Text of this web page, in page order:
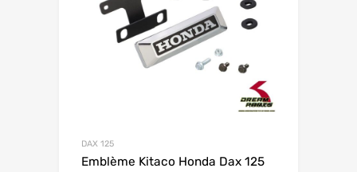
DAX 125
Emblème Kitaco Honda Dax 125